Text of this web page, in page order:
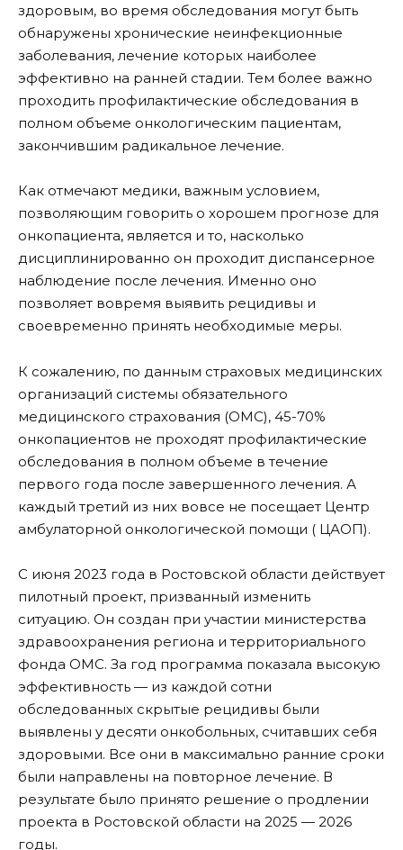
здоровым, во время обследования могут быть
обнаружены хронические неинфекционные
заболевания, лечение которых наиболее
эффективно на ранней стадии. Тем более важно
проходить профилактические обследования в
полном объеме онкологическим пациентам,
закончившим радикальное лечение.
Как отмечают медики, важным условием,
позволяющим говорить о хорошем прогнозе для
онкопациента, является и то, насколько
дисциплинированно он проходит диспансерное
наблюдение после лечения. Именно оно
позволяет вовремя выявить рецидивы и
своевременно принять необходимые меры.
К сожалению, по данным страховых медицинских
организаций системы обязательного
медицинского страхования (ОМС), 45-70%
онкопациентов не проходят профилактические
обследования в полном объеме в течение
первого года после завершенного лечения. А
каждый третий из них вовсе не посещает Центр
амбулаторной онкологической помощи ( ЦАОП).
С июня 2023 года в Ростовской области действует
пилотный проект, призванный изменить
ситуацию. Он создан при участии министерства
здравоохранения региона и территориального
фонда ОМС. За год программа показала высокую
эффективность — из каждой сотни
обследованных скрытые рецидивы были
выявлены у десяти онкобольных, считавших себя
здоровыми. Все они в максимально ранние сроки
были направлены на повторное лечение. В
результате было принято решение о продлении
проекта в Ростовской области на 2025 — 2026
годы.